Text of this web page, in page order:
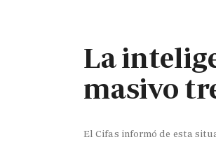
La
masivo
El Cifas informó de esta